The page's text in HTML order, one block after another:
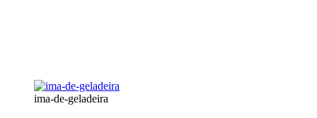
ima-de-geladeira